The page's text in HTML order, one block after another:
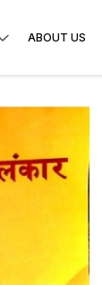
ABOUT US